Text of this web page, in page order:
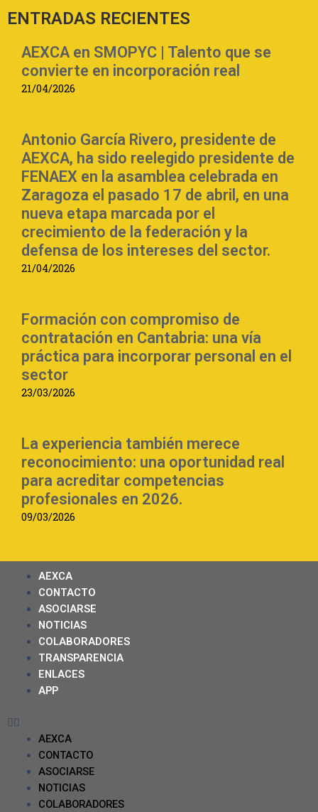
ENTRADAS RECIENTES
AEXCA en SMOPYC | Talento que se
convierte en incorporación real
21/04/2026
Antonio García Rivero, presidente de
AEXCA, ha sido reelegido presidente de
FENAEX en la asamblea celebrada en
Zaragoza el pasado 17 de abril, en una
nueva etapa marcada por el
crecimiento de la federación y la
defensa de los intereses del sector.
21/04/2026
Formación con compromiso de
contratación en Cantabria: una vía
práctica para incorporar personal en el
sector
23/03/2026
La experiencia también merece
reconocimiento: una oportunidad real
para acreditar competencias
profesionales en 2026.
09/03/2026
AEXCA
CONTACTO
ASOCIARSE
NOTICIAS
COLABORADORES
TRANSPARENCIA
ENLACES
APP
AEXCA
CONTACTO
ASOCIARSE
NOTICIAS
COLABORADORES